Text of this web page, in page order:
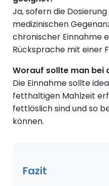
Ja, sofern die
medizinischen
chronischer Einnahme
Rücksprache mit einer
Worauf sollte man bei
Die Einnahme sollte
fetthaltigen Mahlzeit
fettlöslich sind und so
können.
Fazit